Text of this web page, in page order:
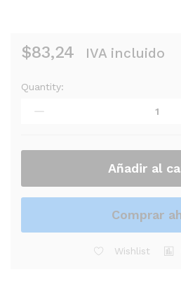
$83,24 IVA incluido
ADAPTADOR
3H
6
Quantity:
Añadir al
Comprar
Wishlist